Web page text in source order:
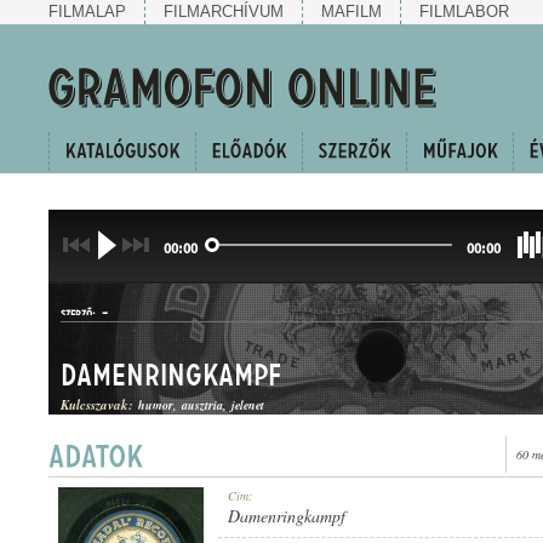
FILMALAP FILMARCHÍVUM MAFILM FILMLABOR
00:00 00:00
SZERZŐ: -
HUMOROS JELENET
Damenringkampf
Kulcsszavak: humor ausztria jelenet
60
Cím:
Damenringkampf